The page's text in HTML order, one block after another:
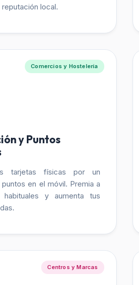
local.
Comercios y Hostelería
y Puntos
tarjetas físicas por un
en el móvil. Premia a
y aumenta tus
Centros y Marcas